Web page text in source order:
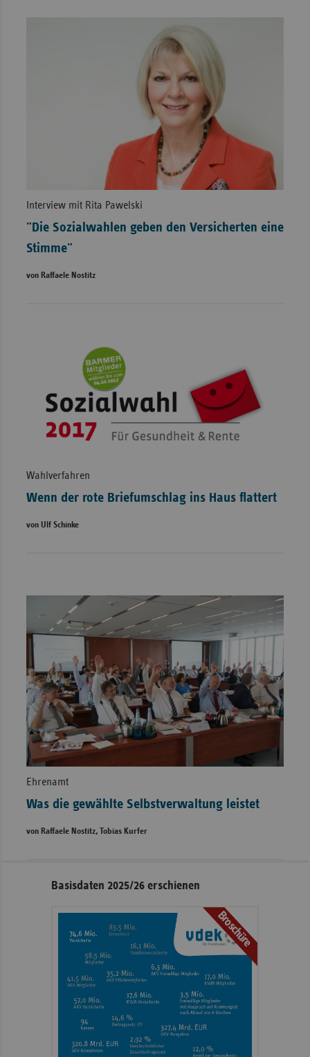
Interview mit Rita Pawelski
"Die Sozialwahlen geben den Versicherten eine
Stimme"
von Raffaele Nostitz
Wahlverfahren
Wenn der rote Briefumschlag ins Haus flattert
von Ulf Schinke
Ehrenamt
Was die gewählte Selbstverwaltung leistet
von Raffaele Nostitz, Tobias Kurfer
Seitennavigation
Seitenleiste
Informationen
Basisdaten 2025/26 erschienen
Broschüre